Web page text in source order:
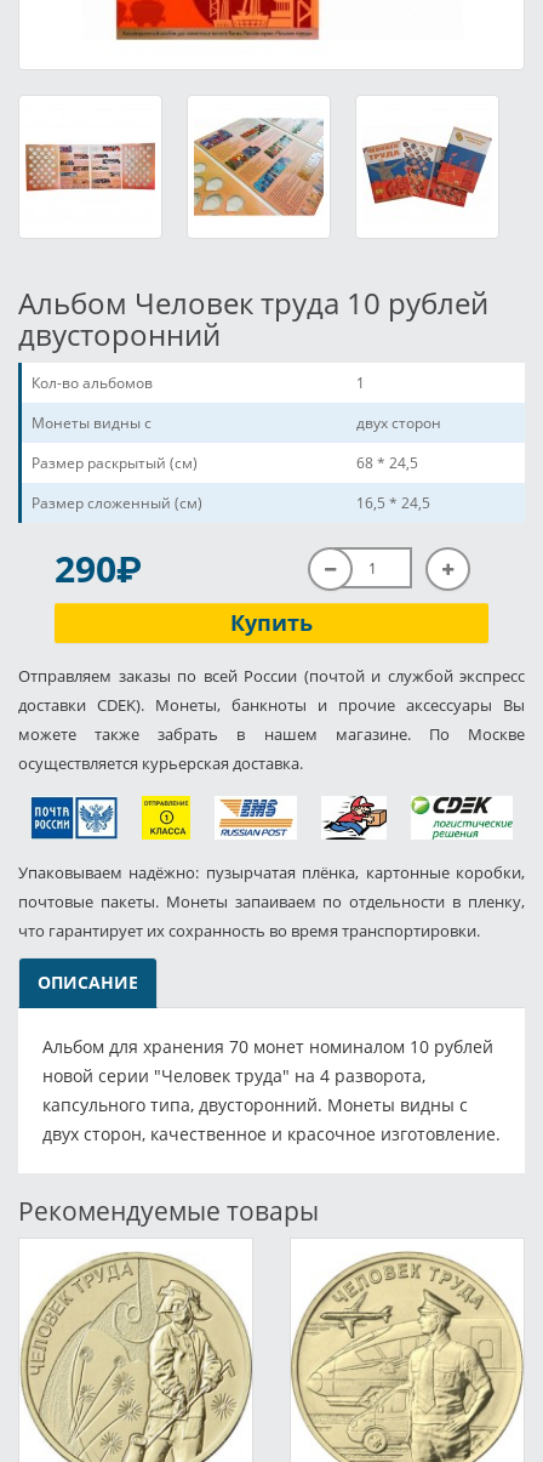
Альбом Человек труда 10 рублей
двусторонний
Кол-во альбомов
1
Монеты видны с
двух сторон
Размер раскрытый (см)
68 * 24,5
Размер сложенный (см)
16,5 * 24,5
290P
Купить
Отправляем заказы по всей России (почтой и службой экспресс
доставки CDEK). Монеты, банкноты и прочие аксессуары Вы
можете также забрать в нашем магазине. По Москве
осуществляется курьерская доставка.
Упаковываем надёжно: пузырчатая плёнка, картонные коробки,
почтовые пакеты. Монеты запаиваем по отдельности в пленку,
что гарантирует их сохранность во время транспортировки.
ОПИСАНИЕ
Альбом для хранения 70 монет номиналом 10 рублей
новой серии "Человек труда" на 4 разворота,
капсульного типа, двусторонний. Монеты видны с
двух сторон, качественное и красочное изготовление.
Рекомендуемые товары